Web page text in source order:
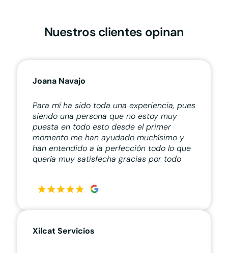
Nuestros clientes opinan
Joana Navajo
Para mí ha sido toda una experiencia, pues
siendo una persona que no estoy muy
puesta en todo esto desde el primer
momento me han ayudado muchísimo y
han entendido a la perfección todo lo que
quería muy satisfecha gracias por todo
Xilcat Servicios